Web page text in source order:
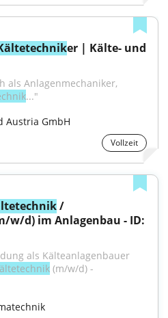
er | Kälte- und
als Anlagenmechaniker,
..."
Austria GmbH
Vollzeit
/
w/d) im Anlagenbau - ID:
als Kälteanlagenbauer
(m/w/d) -